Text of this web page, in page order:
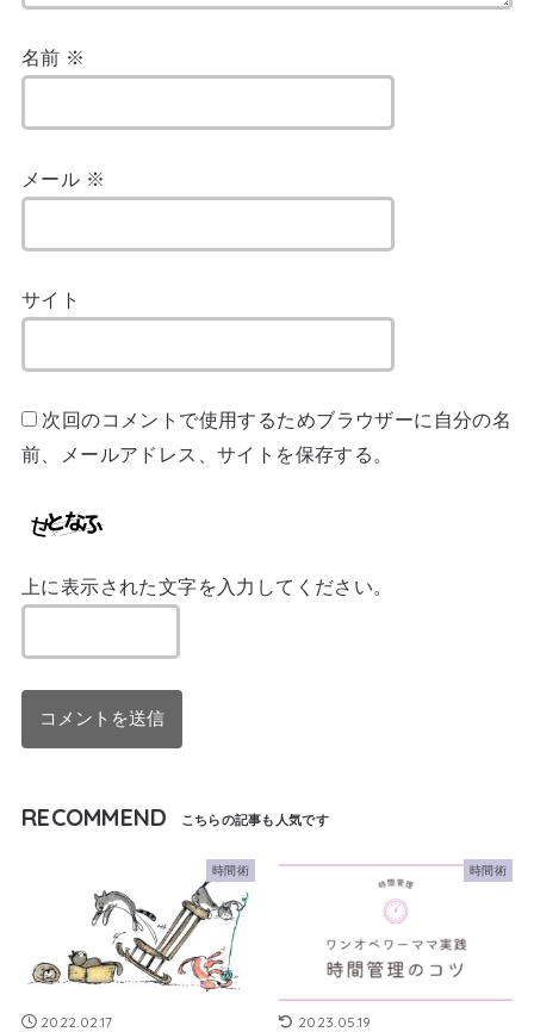
名前 ※
メール ※
サイト
次回のコメントで使用するためブラウザーに自分の名
前、メールアドレス、サイトを保存する。
上に表示された文字を入力してください。
RECOMMEND
時間術
2022.02.17
時間術
2023.05.19